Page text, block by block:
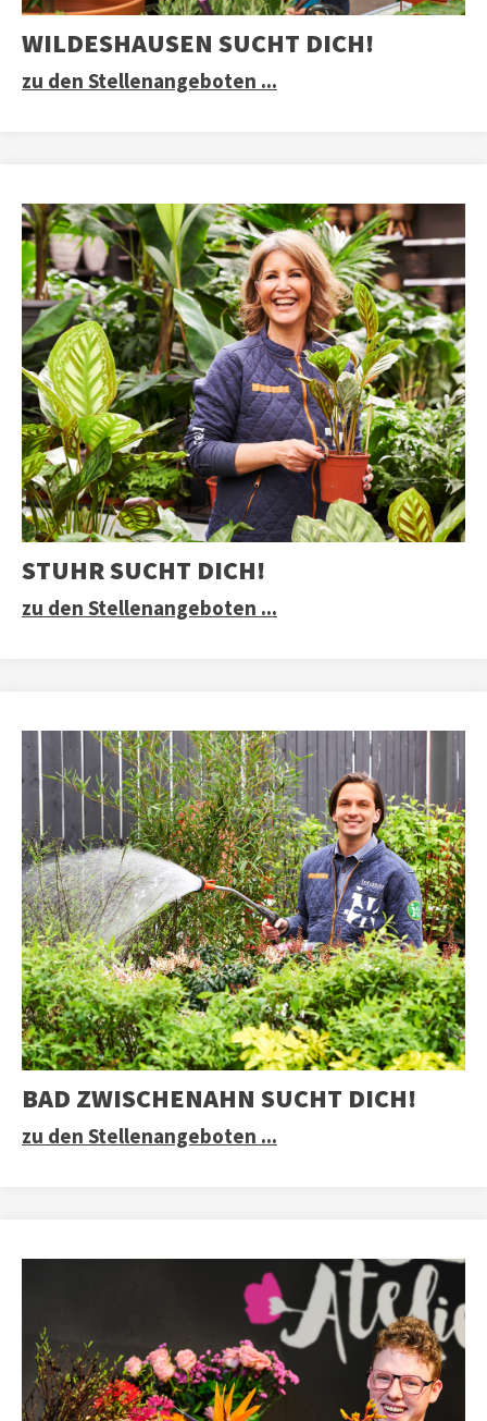
WILDESHAUSEN SUCHT DICH!
zu den Stellenangeboten ...
STUHR SUCHT DICH!
zu den Stellenangeboten ...
BAD ZWISCHENAHN SUCHT DICH!
zu den Stellenangeboten ...